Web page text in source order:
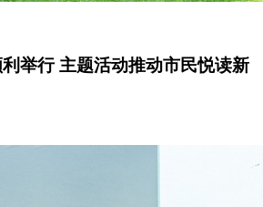
举行 主题活动推动市民悦读新